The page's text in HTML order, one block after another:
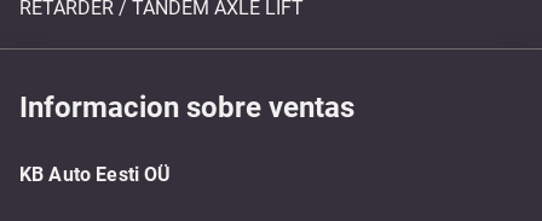
RETARDER / TANDEM AXLE LIFT
Informacion sobre ventas
KB Auto Eesti OÜ